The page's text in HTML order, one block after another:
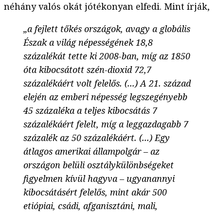
néhány valós okát jótékonyan elfedi. Mint írják,
„a fejlett tőkés országok, avagy a globális
Észak a világ népességének 18,8
százalékát tette ki 2008-ban, míg az 1850
óta kibocsátott szén-dioxid 72,7
százalékáért volt felelős. (...) A 21. század
elején az emberi népesség legszegényebb
45 százaléka a teljes kibocsátás 7
százalékáért felelt, míg a leggazdagabb 7
százalék az 50 százalékáért. (...) Egy
átlagos amerikai állampolgár – az
országon belüli osztálykülönbségeket
figyelmen kívül hagyva – ugyanannyi
kibocsátásért felelős, mint akár 500
etiópiai, csádi, afganisztáni, mali,